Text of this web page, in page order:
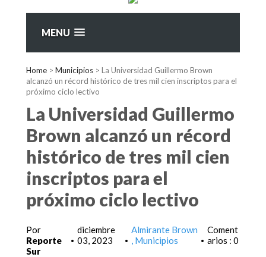
MENU
Home > Municipios > La Universidad Guillermo Brown
alcanzó un récord histórico de tres mil cien inscriptos para el
próximo ciclo lectivo
La Universidad Guillermo
Brown alcanzó un récord
histórico de tres mil cien
inscriptos para el
próximo ciclo lectivo
Por
Reporte
Sur
•
diciembre
03, 2023
•
Almirante Brown
Municipios
•
Coment
arios : 0